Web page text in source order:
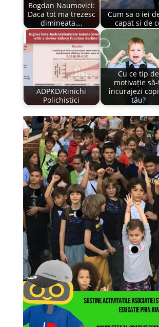
Bogdan Naumovici:
Daca tot ma trezesc
dimineata,…
Cum sa o iei
capat si de
ADPKD/Rinichi
Polichistici
Cu ce tip de
motivație
încurajezi
tău?